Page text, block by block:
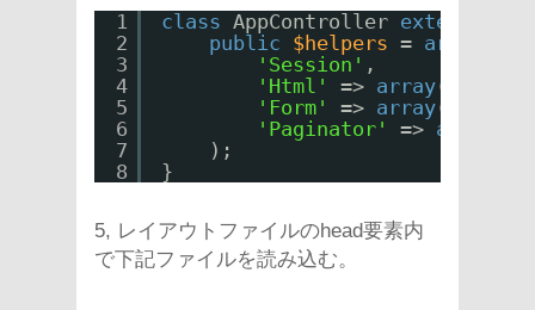
1
2
3
4
5
6
7
8
class AppController extends
public $helpers = array
'Session' ,
'Html'
=> array(
'Form'
=> array(
'Paginator'
=> array
);
}
5, レイアウトファイルのhead要素内
で下記ファイルを読み込む。